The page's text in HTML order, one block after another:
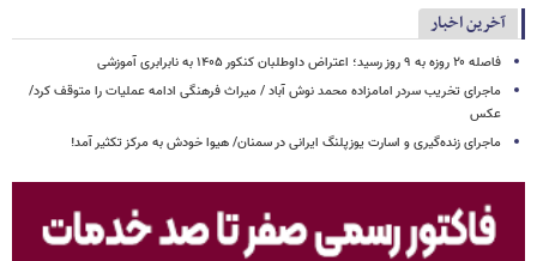
آخرین اخبار
فاصله ۲۰ روزه به ۹ روز رسید؛ اعتراض داوطلبان کنکور ۱۴۰۵ به نابرابری آموزشی
ماجرای تخریب سردر امامزاده محمد نوش ‌آباد / میراث فرهنگی ادامه عملیات را متوقف کرد/
عکس
ماجرای زنده‌گیری و اسارت یوزپلنگ ایرانی در سمنان/ هیوا خودش به مرکز تکثیر آمد!